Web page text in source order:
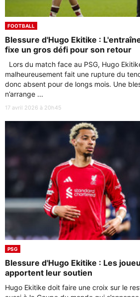
FOOTBALL
Blessure d'Hugo Ekitike :
fixe un gros défi pour son retour
Lors du match face au PSG, Hugo
malheureusement fait une rupture du
donc absent pour de longs mois. Une
n’arrange ...
17 avril 2026 à 20h45
PSG
Blessure d'Hugo Ekitike : Les
apportent leur soutien
Hugo Ekitike doit faire une croix sur le